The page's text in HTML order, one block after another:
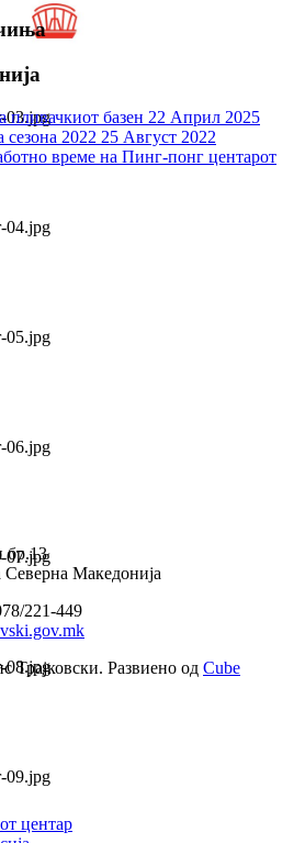
пливачкиот базен 22 Април 2025
сезона 2022 25 Август 2022
време на Пинг-понг центарот
бр.13
Северна Македонија
221-449
Трајковски. Развиено од Cube
центар